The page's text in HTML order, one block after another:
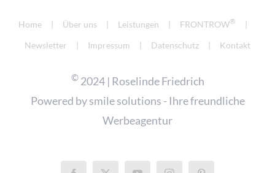
Home Über uns Leistungen FRONTROW®
Newsletter Impressum Datenschutz Kontakt
©2024 | Roselinde Friedrich
Powered bysmile solutions - Ihre freundliche
Werbeagentur